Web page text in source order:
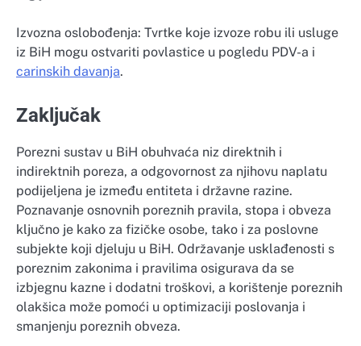
Izvozna oslobođenja: Tvrtke koje izvoze robu ili usluge
iz BiH mogu ostvariti povlastice u pogledu PDV-a i
carinskih davanja.
Zaključak
Porezni sustav u BiH obuhvaća niz direktnih i
indirektnih poreza, a odgovornost za njihovu naplatu
podijeljena je između entiteta i državne razine.
Poznavanje osnovnih poreznih pravila, stopa i obveza
ključno je kako za fizičke osobe, tako i za poslovne
subjekte koji djeluju u BiH. Održavanje usklađenosti s
poreznim zakonima i pravilima osigurava da se
izbjegnu kazne i dodatni troškovi, a korištenje poreznih
olakšica može pomoći u optimizaciji poslovanja i
smanjenju poreznih obveza.